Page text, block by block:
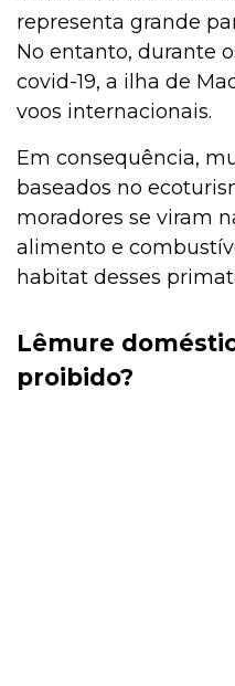
representa grande
No entanto, durante
covid-19, a ilha de
voos internacionais.
Em consequência,
baseados no
moradores se viram
alimento e
habitat desses
Lêmure
proibido?